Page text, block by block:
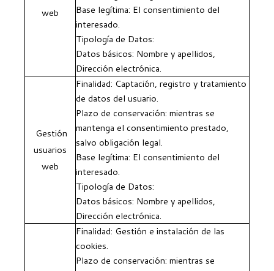
web
Base legítima: El consentimiento del
interesado.
Tipología de Datos:
Datos básicos: Nombre y apellidos,
Dirección electrónica.
Gestión
usuarios
web
Finalidad: Captación, registro y tratamiento
de datos del usuario.
Plazo de conservación: mientras se
mantenga el consentimiento prestado,
salvo obligación legal.
Base legítima: El consentimiento del
interesado.
Tipología de Datos:
Datos básicos: Nombre y apellidos,
Dirección electrónica.
Finalidad: Gestión e instalación de las
cookies.
Plazo de conservación: mientras se